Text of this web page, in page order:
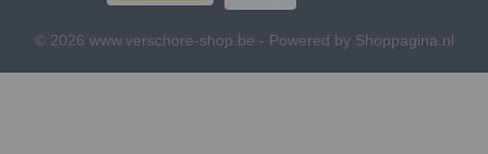
© 2026 www.verschore-shop.be - Powered by Shoppagina.nl